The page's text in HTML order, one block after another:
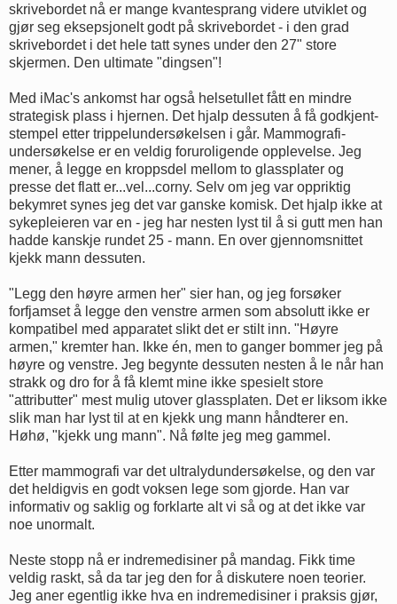
skrivebordet nå er mange kvantesprang videre utviklet og
gjør seg eksepsjonelt godt på skrivebordet - i den grad
skrivebordet i det hele tatt synes under den 27" store
skjermen. Den ultimate "dingsen"!
Med iMac's ankomst har også helsetullet fått en mindre
strategisk plass i hjernen. Det hjalp dessuten å få godkjent-
stempel etter trippelundersøkelsen i går. Mammografi-
undersøkelse er en veldig foruroligende opplevelse. Jeg
mener, å legge en kroppsdel mellom to glassplater og
presse det flatt er...vel...corny. Selv om jeg var oppriktig
bekymret synes jeg det var ganske komisk. Det hjalp ikke at
sykepleieren var en - jeg har nesten lyst til å si gutt men han
hadde kanskje rundet 25 - mann. En over gjennomsnittet
kjekk mann dessuten.
"Legg den høyre armen her" sier han, og jeg forsøker
forfjamset å legge den venstre armen som absolutt ikke er
kompatibel med apparatet slikt det er stilt inn. "Høyre
armen," kremter han. Ikke én, men to ganger bommer jeg på
høyre og venstre. Jeg begynte dessuten nesten å le når han
strakk og dro for å få klemt mine ikke spesielt store
"attributter" mest mulig utover glassplaten. Det er liksom ikke
slik man har lyst til at en kjekk ung mann håndterer en.
Høhø, "kjekk ung mann". Nå følte jeg meg gammel.
Etter mammografi var det ultralydundersøkelse, og den var
det heldigvis en godt voksen lege som gjorde. Han var
informativ og saklig og forklarte alt vi så og at det ikke var
noe unormalt.
Neste stopp nå er indremedisiner på mandag. Fikk time
veldig raskt, så da tar jeg den for å diskutere noen teorier.
Jeg aner egentlig ikke hva en indremedisiner i praksis gjør,